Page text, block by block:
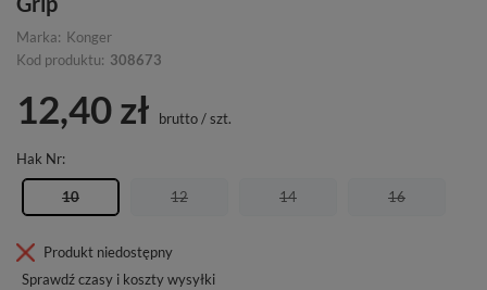
Marka: Konger
Kod produktu: 308673
12,40 zł brutto/szt.
Hak Nr
10 12 14 16
Produkt niedostępny
Sprawdź czasy i koszty wysyłki